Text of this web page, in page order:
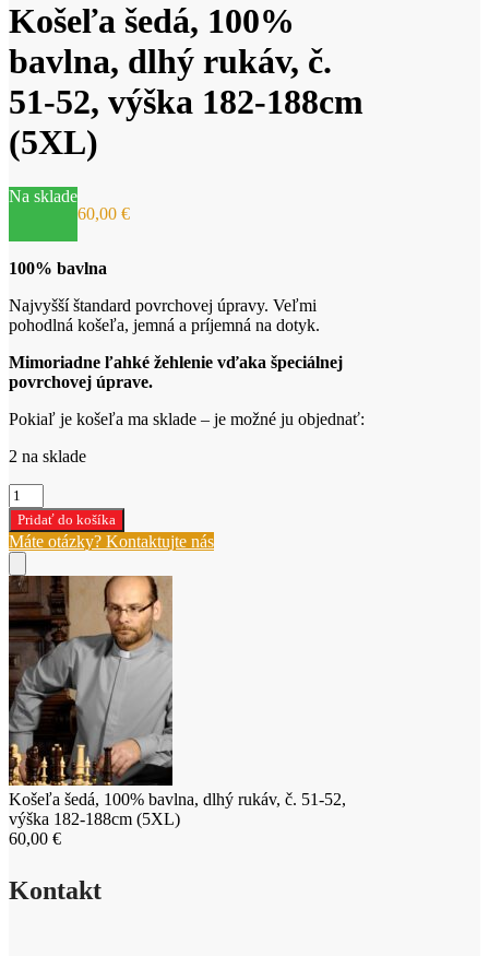
Košeľa šedá, 100%
bavlna, dlhý rukáv, č.
51-52, výška 182-188cm
(5XL)
Na sklade
60,00 €
100% bavlna
Najvyšší štandard povrchovej úpravy. Veľmi
pohodlná košeľa, jemná a príjemná na dotyk.
Mimoriadne ľahké žehlenie vďaka špeciálnej
povrchovej úprave.
Pokiaľ je košeľa ma sklade – je možné ju objednať:
2 na sklade
množstvo
Košeľa
šedá,
100%
bavlna,
dlhý
rukáv,
č.
51-
52,
výška
182-
188cm
(5XL)
Pridať do košíka
Máte otázky? Kontaktujte nás
Košeľa šedá, 100% bavlna, dlhý rukáv, č. 51-52,
výška 182-188cm (5XL)
60,00 €
Kontakt